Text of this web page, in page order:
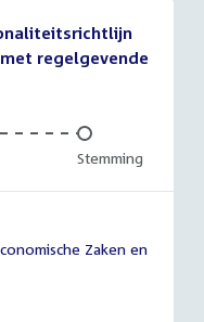
regelgevende
Onvoltooid:
Stemming
Zaken en